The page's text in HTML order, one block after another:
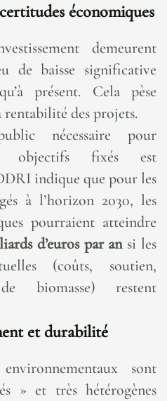
économiques
demeurent
de baisse significative
présent. Cela pèse
des projets.
nécessaire pour
objectifs fixés est
indique que pour les
à l’horizon 2030, les
pourraient atteindre
d’euros par ansi les
(coûts, soutien,
biomasse) restent
et durabilité
sont
» et très hétérogènes